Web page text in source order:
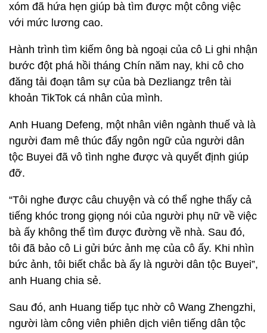
xóm đã hứa hẹn giúp bà tìm được một công việc
với mức lương cao.
Hành trình tìm kiếm ông bà ngoại của cô Li ghi nhận
bước đột phá hồi tháng Chín năm nay, khi cô cho
đăng tải đoạn tâm sự của bà Dezliangz trên tài
khoản TikTok cá nhân của mình.
Anh Huang Defeng, một nhân viên ngành thuế và là
người đam mê thúc đẩy ngôn ngữ của người dân
tộc Buyei đã vô tình nghe được và quyết định giúp
đỡ.
“Tôi nghe được câu chuyện và có thể nghe thấy cả
tiếng khóc trong giọng nói của người phụ nữ về việc
bà ấy không thể tìm được đường về nhà. Sau đó,
tôi đã bảo cô Li gửi bức ảnh mẹ của cô ấy. Khi nhìn
bức ảnh, tôi biết chắc bà ấy là người dân tộc Buyei”,
anh Huang chia sẻ.
Sau đó, anh Huang tiếp tục nhờ cô Wang Zhengzhi,
người làm công viên phiên dịch viên tiếng dân tộc